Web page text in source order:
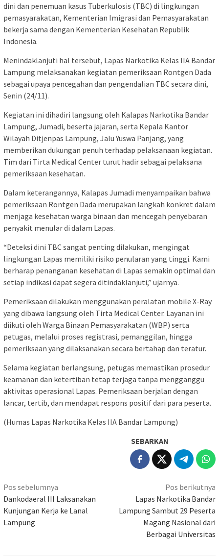
dini dan penemuan kasus Tuberkulosis (TBC) di lingkungan
pemasyarakatan, Kementerian Imigrasi dan Pemasyarakatan
bekerja sama dengan Kementerian Kesehatan Republik
Indonesia.
Menindaklanjuti hal tersebut, Lapas Narkotika Kelas IIA Bandar
Lampung melaksanakan kegiatan pemeriksaan Rontgen Dada
sebagai upaya pencegahan dan pengendalian TBC secara dini,
Senin (24/11).
Kegiatan ini dihadiri langsung oleh Kalapas Narkotika Bandar
Lampung, Jumadi, beserta jajaran, serta Kepala Kantor
Wilayah Ditjenpas Lampung, Jalu Yuswa Panjang, yang
memberikan dukungan penuh terhadap pelaksanaan kegiatan.
Tim dari Tirta Medical Center turut hadir sebagai pelaksana
pemeriksaan kesehatan.
Dalam keterangannya, Kalapas Jumadi menyampaikan bahwa
pemeriksaan Rontgen Dada merupakan langkah konkret dalam
menjaga kesehatan warga binaan dan mencegah penyebaran
penyakit menular di dalam Lapas.
“Deteksi dini TBC sangat penting dilakukan, mengingat
lingkungan Lapas memiliki risiko penularan yang tinggi. Kami
berharap penanganan kesehatan di Lapas semakin optimal dan
setiap indikasi dapat segera ditindaklanjuti,” ujarnya.
Pemeriksaan dilakukan menggunakan peralatan mobile X-Ray
yang dibawa langsung oleh Tirta Medical Center. Layanan ini
diikuti oleh Warga Binaan Pemasyarakatan (WBP) serta
petugas, melalui proses registrasi, pemanggilan, hingga
pemeriksaan yang dilaksanakan secara bertahap dan teratur.
Selama kegiatan berlangsung, petugas memastikan prosedur
keamanan dan ketertiban tetap terjaga tanpa mengganggu
aktivitas operasional Lapas. Pemeriksaan berjalan dengan
lancar, tertib, dan mendapat respons positif dari para peserta.
(Humas Lapas Narkotika Kelas IIA Bandar Lampung)
SEBARKAN
Navigasi
pos
Pos sebelumnya
Dankodaeral III Laksanakan
Kunjungan Kerja ke Lanal
Lampung
Pos berikutnya
Lapas Narkotika Bandar
Lampung Sambut 29 Peserta
Magang Nasional dari
Berbagai Universitas